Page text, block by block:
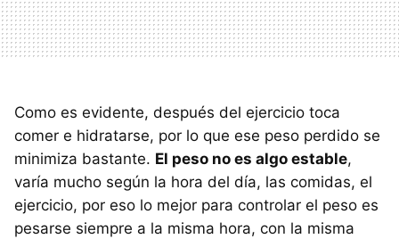
Como es evidente, después del ejercicio toca
comer e hidratarse, por lo que ese peso perdido se
minimiza bastante. El peso no es algo estable,
varía mucho según la hora del día, las comidas, el
ejercicio, por eso lo mejor para controlar el peso es
pesarse siempre a la misma hora, con la misma